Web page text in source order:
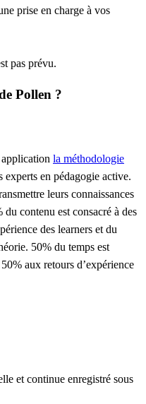
prise en charge à vos
pas prévu.
Pollen ?
la méthodologie
experts en pédagogie active.
leurs connaissances
contenu est consacré à des
des learners et du
50% du temps est
aux retours d’expérience
et continue enregistré sous